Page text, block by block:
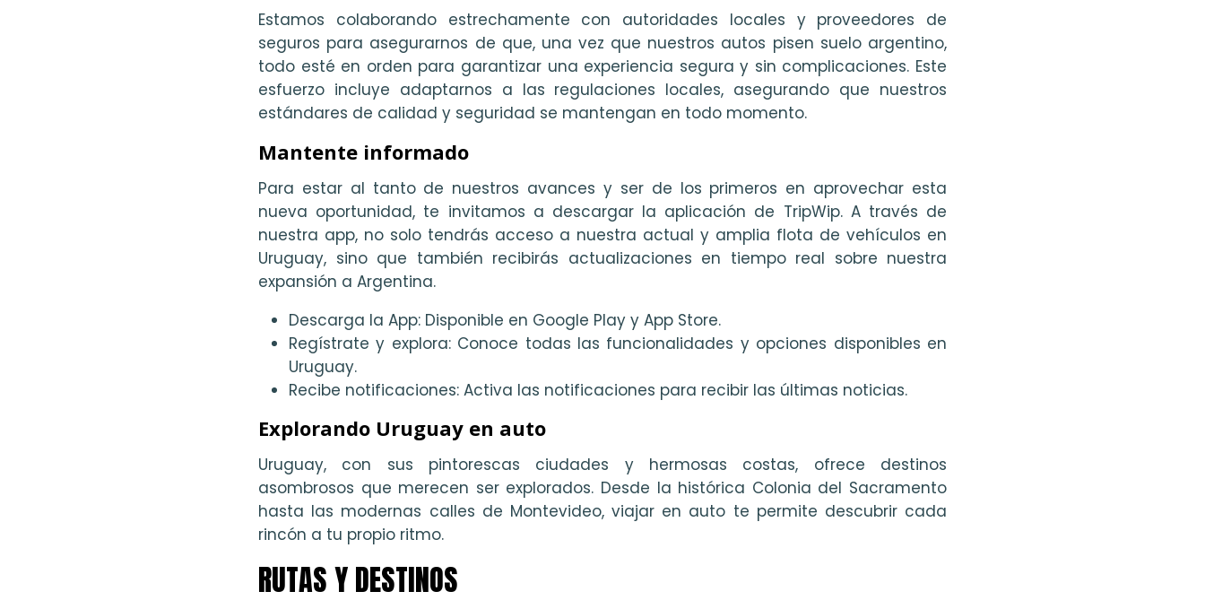
Estamos colaborando estrechamente con autoridades locales y proveedores de
seguros para asegurarnos de que, una vez que nuestros autos pisen suelo argentino,
todo esté en orden para garantizar una experiencia segura y sin complicaciones. Este
esfuerzo incluye adaptarnos a las regulaciones locales, asegurando que nuestros
estándares de calidad y seguridad se mantengan en todo momento.
Mantente informado
Para estar al tanto de nuestros avances y ser de los primeros en aprovechar esta
nueva oportunidad, te invitamos a descargar la aplicación de TripWip. A través de
nuestra app, no solo tendrás acceso a nuestra actual y amplia flota de vehículos en
Uruguay, sino que también recibirás actualizaciones en tiempo real sobre nuestra
expansión a Argentina.
Descarga la App: Disponible en Google Play y App Store.
Regístrate y explora: Conoce todas las funcionalidades y opciones disponibles en
Uruguay.
Recibe notificaciones: Activa las notificaciones para recibir las últimas noticias.
Explorando Uruguay en auto
Uruguay, con sus pintorescas ciudades y hermosas costas, ofrece destinos
asombrosos que merecen ser explorados. Desde la histórica Colonia del Sacramento
hasta las modernas calles de Montevideo, viajar en auto te permite descubrir cada
rincón a tu propio ritmo.
RUTAS Y DESTINOS